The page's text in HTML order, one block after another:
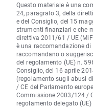
Questo materiale è una
24, paragrafo 3, della
e del Consiglio, del 15
strumenti finanziari e che
direttiva 2011/61 / UE
è una raccomandazione
raccomandano o
del regolamento (UE) n.
Consiglio, del 16 aprile
(regolamento sugli abusi
/ CE del Parlamento
Commissione 2003/124 /
regolamento delegato